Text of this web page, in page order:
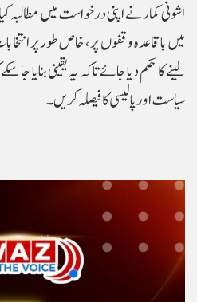
اشونی کمار نے اپنی درخواست میں مطالبہ
میں باقاعدہ وقفوں پر، خاص طور پر
لینے کا حکم دیا جائے تاکہ یہ یقینی
سیاست اور پالیسی کا فیصلہ کریں۔